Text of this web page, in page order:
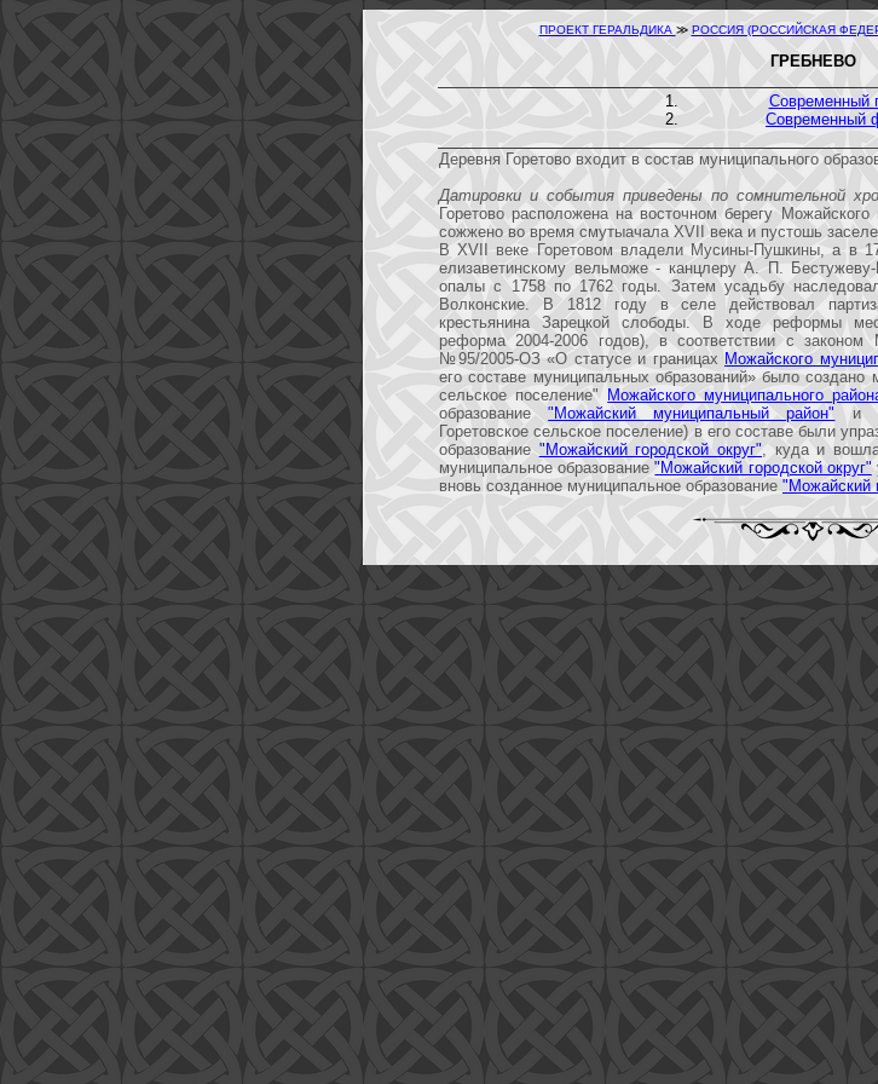
ПРОЕКТ ГЕРАЛЬДИКА ≫ РОССИЯ (РОССИЙСКАЯ
ГРЕБНЕВО
Современный
Современный
Деревня Горетово входит в состав муниципального
Датировки и события приведены по сомнительной
Горетово расположена на восточном берегу
сожжено во время смутыачала XVII века и пустошь
В XVII веке Горетовом владели Мусины-Пушкины, а в
елизаветинскому вельможе - канцлеру А. П.
опалы с 1758 по 1762 годы. Затем усадьбу
Волконские. В 1812 году в селе действовал
крестьянина Зарецкой слободы. В ходе реформы
реформа 2004-2006 годов), в соответствии с законом
№95/2005-ОЗ «О статусе и границах Можайского
его составе муниципальных образований» было создано
сельское поселение" Можайского муниципального
образование"Можайский муниципальный район" и
Горетовское сельское поселение) в его составе были
образование "Можайский городской округ" , куда и
муниципальное образование"Можайский городской округ"
вновь созданное муниципальное образование "Можайский